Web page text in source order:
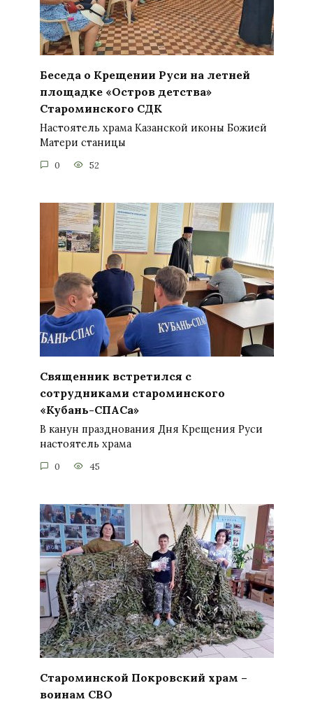
Беседа о Крещении Руси на летней
площадке «Остров детства»
Староминского СДК
Настоятель храма Казанской иконы Божией
Матери станицы
0 52
Священник встретился с
сотрудниками староминского
«Кубань-СПАСа»
В канун празднования Дня Крещения Руси
настоятель храма
0 45
Староминской Покровский храм –
воинам СВО